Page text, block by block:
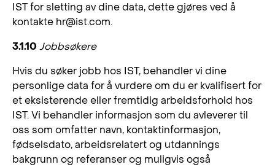
IST for sletting av dine data, dette gjøres ved å
kontakte hr@ist.com.
3.1.10 Jobbsøkere
Hvis du søker jobb hos IST, behandler vi dine
personlige data for å vurdere om du er kvalifisert for
et eksisterende eller fremtidig arbeidsforhold hos
IST. Vi behandler informasjon som du avleverer til
oss som omfatter navn, kontaktinformasjon,
fødselsdato, arbeidsrelatert og utdannings
bakgrunn og referanser og muligvis også